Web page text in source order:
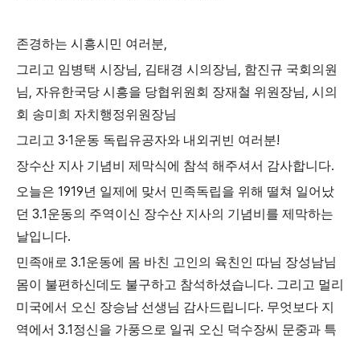
존경하는 시흥시민 여러분,
그리고 임병택 시장님, 김태경 시의장님, 함진규 국회의원
님, 자유한국당 시흥을 당협위원회 장재철 위원장님, 시의
회 송미희 자치행정위원장님
그리고 3·1운동 독립유공자와 내외귀빈 여러분!
장수산 지사 기념비 제막식에 참석 해주셔서 감사합니다.
오늘은 1919년 일제에 맞서 민족독립을 위해 떨쳐 일어났
던 3.1운동의 주역이신 장수산 지사의 기념비를 제막하는
날입니다.
민족애로 3.1운동에 몸 바친 고인의 육친인 따님 장성남님
몸이 불편하신데도 불구하고 참석하셨습니다. 그리고 멀리
미국에서 오신 장승남 선생님 감사드립니다. 무엇보다 지
역에서 3.1정신을 가풍으로 일궈 오신 덕수장씨 문중과 특